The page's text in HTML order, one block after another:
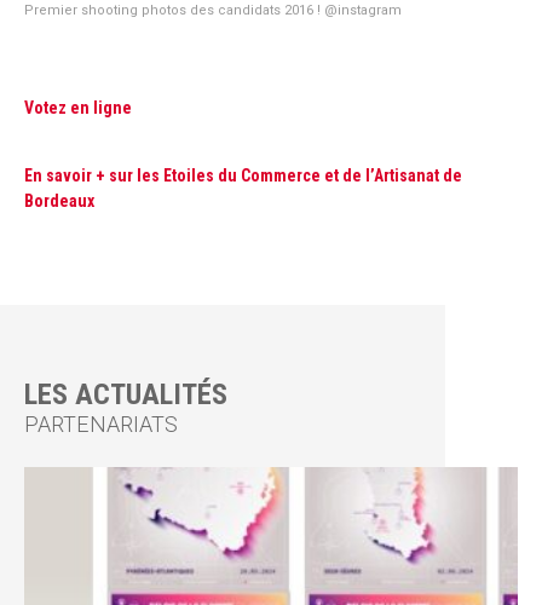
Premier shooting photos des candidats 2016 ! @instagram
Votez en ligne
En savoir + sur les Etoiles du Commerce et de l’Artisanat de
Bordeaux
LES ACTUALITÉS
PARTENARIATS